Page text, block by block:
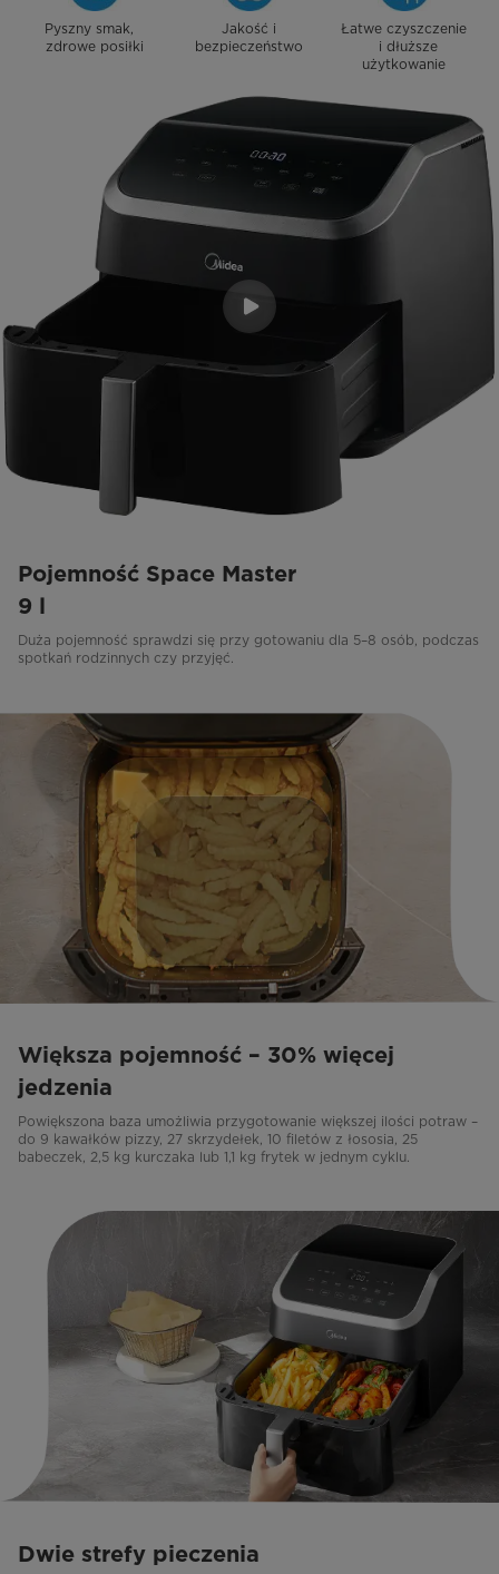
Pyszny smak,
zdrowe posiłki
Jakość i
bezpieczeństwo
Łatwe czyszczenie
i dłuższe
użytkowanie
Pojemność Space Master
9 l
Duża pojemność sprawdzi się przy gotowaniu dla 5–8 osób, podczas
spotkań rodzinnych czy przyjęć.
Większa pojemność – 30% więcej
jedzenia
Powiększona baza umożliwia przygotowanie większej ilości potraw –
do 9 kawałków pizzy, 27 skrzydełek, 10 filetów z łososia, 25
babeczek, 2,5 kg kurczaka lub 1,1 kg frytek w jednym cyklu.
Dwie strefy pieczenia